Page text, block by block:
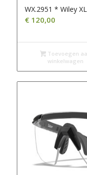
WX.2951 * Wiley
€120,00
Toevoegen
winkelwagen